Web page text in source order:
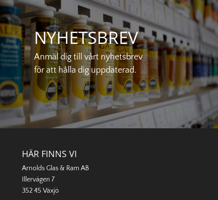
NYHETSBREV
Anmäl dig till vårt nyhetsbrev
för att hålla dig uppdaterad.
HÄR FINNS VI
Arnolds Glas & Ram AB
Illervägen 7
352 45 Växjö